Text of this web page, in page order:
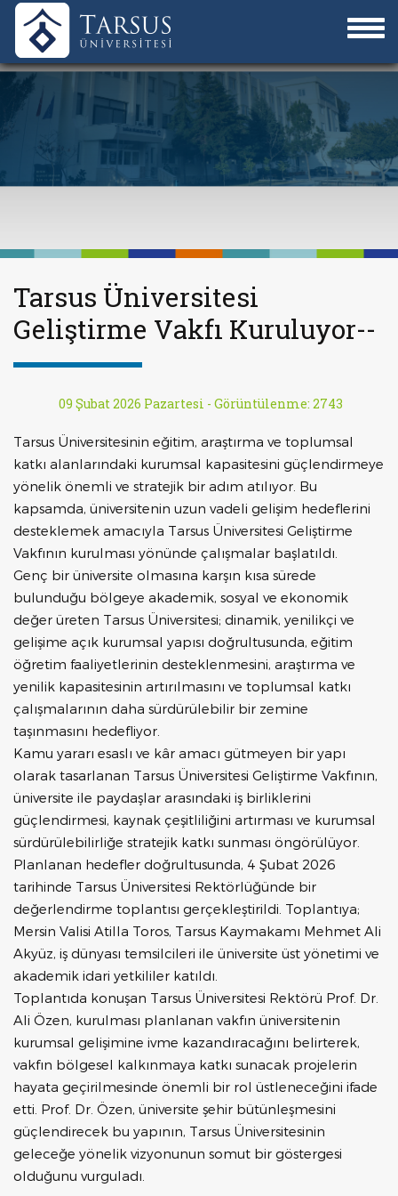
Tarsus Üniversitesi
Geliştirme Vakfı Kuruluyor--
09 Şubat 2026 Pazartesi - Görüntülenme: 2743
Tarsus Üniversitesinin eğitim, araştırma ve toplumsal
katkı alanlarındaki kurumsal kapasitesini güçlendirmeye
yönelik önemli ve stratejik bir adım atılıyor. Bu
kapsamda, üniversitenin uzun vadeli gelişim hedeflerini
desteklemek amacıyla Tarsus Üniversitesi Geliştirme
Vakfının kurulması yönünde çalışmalar başlatıldı.
Genç bir üniversite olmasına karşın kısa sürede
bulunduğu bölgeye akademik, sosyal ve ekonomik
değer üreten Tarsus Üniversitesi; dinamik, yenilikçi ve
gelişime açık kurumsal yapısı doğrultusunda, eğitim
öğretim faaliyetlerinin desteklenmesini, araştırma ve
yenilik kapasitesinin artırılmasını ve toplumsal katkı
çalışmalarının daha sürdürülebilir bir zemine
taşınmasını hedefliyor.
Kamu yararı esaslı ve kâr amacı gütmeyen bir yapı
olarak tasarlanan Tarsus Üniversitesi Geliştirme Vakfının,
üniversite ile paydaşlar arasındaki iş birliklerini
güçlendirmesi, kaynak çeşitliliğini artırması ve kurumsal
sürdürülebilirliğe stratejik katkı sunması öngörülüyor.
Planlanan hedefler doğrultusunda, 4 Şubat 2026
tarihinde Tarsus Üniversitesi Rektörlüğünde bir
değerlendirme toplantısı gerçekleştirildi. Toplantıya;
Mersin Valisi Atilla Toros, Tarsus Kaymakamı Mehmet Ali
Akyüz, iş dünyası temsilcileri ile üniversite üst yönetimi ve
akademik idari yetkililer katıldı.
Toplantıda konuşan Tarsus Üniversitesi Rektörü Prof. Dr.
Ali Özen, kurulması planlanan vakfın üniversitenin
kurumsal gelişimine ivme kazandıracağını belirterek,
vakfın bölgesel kalkınmaya katkı sunacak projelerin
hayata geçirilmesinde önemli bir rol üstleneceğini ifade
etti. Prof. Dr. Özen, üniversite şehir bütünleşmesini
güçlendirecek bu yapının, Tarsus Üniversitesinin
geleceğe yönelik vizyonunun somut bir göstergesi
olduğunu vurguladı.